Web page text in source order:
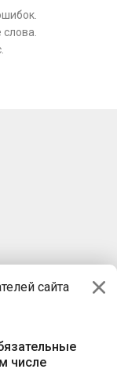
сайта
числе
Независимости